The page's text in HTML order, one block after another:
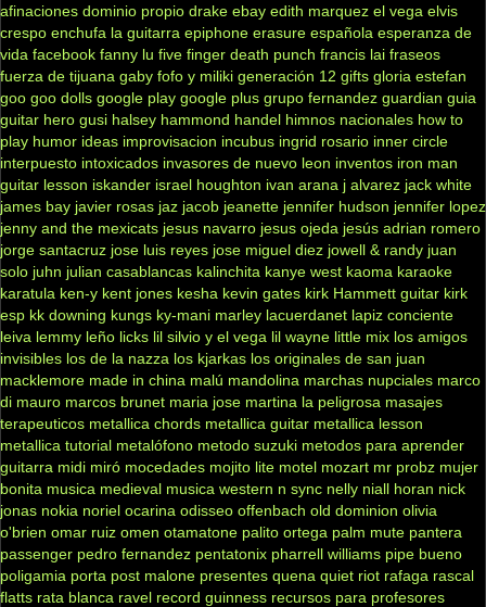
afinaciones dominio propio drake ebay edith marquez el vega elvis
crespo enchufa la guitarra epiphone erasure española esperanza de
vida facebook fanny lu five finger death punch francis lai fraseos
fuerza de tijuana gaby fofo y miliki generación 12 gifts gloria estefan
goo goo dolls google play google plus grupo fernandez guardian guia
guitar hero gusi halsey hammond handel himnos nacionales how to
play humor ideas improvisacion incubus ingrid rosario inner circle
interpuesto intoxicados invasores de nuevo leon inventos iron man
guitar lesson iskander israel houghton ivan arana j alvarez jack white
james bay javier rosas jaz jacob jeanette jennifer hudson jennifer lopez
jenny and the mexicats jesus navarro jesus ojeda jesús adrian romero
jorge santacruz jose luis reyes jose miguel diez jowell & randy juan
solo juhn julian casablancas kalinchita kanye west kaoma karaoke
karatula ken-y kent jones kesha kevin gates kirk Hammett guitar kirk
esp kk downing kungs ky-mani marley lacuerdanet lapiz conciente
leiva lemmy leño licks lil silvio y el vega lil wayne little mix los amigos
invisibles los de la nazza los kjarkas los originales de san juan
macklemore made in china malú mandolina marchas nupciales marco
di mauro marcos brunet maria jose martina la peligrosa masajes
terapeuticos metallica chords metallica guitar metallica lesson
metallica tutorial metalófono metodo suzuki metodos para aprender
guitarra midi miró mocedades mojito lite motel mozart mr probz mujer
bonita musica medieval musica western n sync nelly niall horan nick
jonas nokia noriel ocarina odisseo offenbach old dominion olivia
o'brien omar ruiz omen otamatone palito ortega palm mute pantera
passenger pedro fernandez pentatonix pharrell williams pipe bueno
poligamia porta post malone presentes quena quiet riot rafaga rascal
flatts rata blanca ravel record guinness recursos para profesores